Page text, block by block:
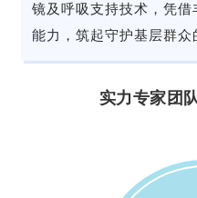
镜及 呼吸支持技术 ，凭
能力，筑起守护基层群众
实力专家团